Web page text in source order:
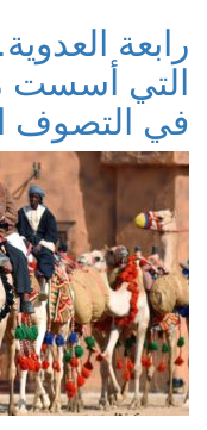
رابعة
التي أسست
في التصوف